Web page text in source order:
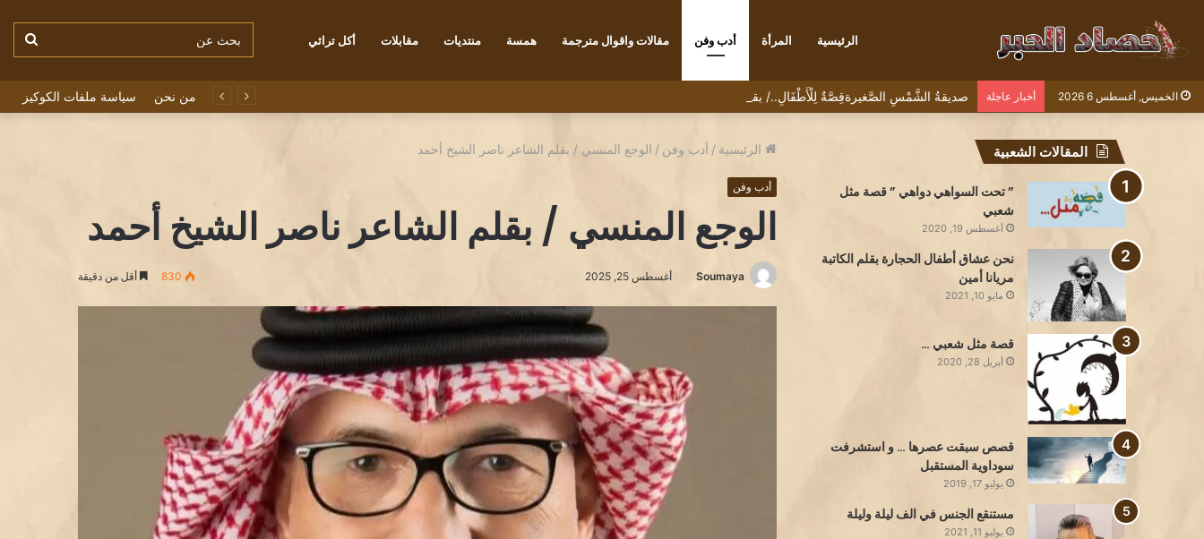
الرئيسية المرأة أدب وفن مقالات واقوال مترجمة همسة منتديات مقابلات أكل تراثي بحث
الخميس, أغسطس 6 2026 أخبار عاجلة صديقةُ الشَّمْسِ الصَّغيرةقِصَّةٌ لِلْأَطْفَالِ../ بقلم الكاتب رضا يونس من نحن سياسة ملفات الكوكيز
الرئيسية / أدب وفن / الوجع المنسي / بقلم الشاعر ناصر الشيخ أحمد
أدب وفن
الوجع المنسي / بقلم الشاعر ناصر الشيخ أحمد
Soumaya أغسطس 25, 2025 830 أقل من دقيقة
المقالات الشعبية
” تحت السواهي دواهي ” قصة مثل
شعبي
أغسطس 19, 2020
نحن عشاق أطفال الحجارة بقلم الكاتبة
مريانا أمين
مايو 10, 2021
قصة مثل شعبي …
أبريل 28, 2020
قصص سبقت عصرها … و استشرفت
سوداوية المستقبل
يوليو 17, 2019
مستنقع الجنس في الف ليلة وليلة
يوليو 11, 2021